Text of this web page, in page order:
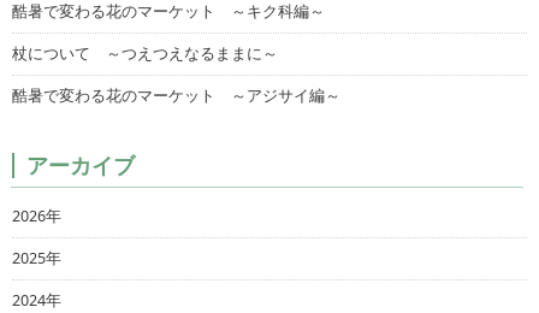
酷暑で変わる花のマーケット ～キク科編～
杖について ～つえつえなるままに～
酷暑で変わる花のマーケット ～アジサイ編～
アーカイブ
2026年
2025年
2024年